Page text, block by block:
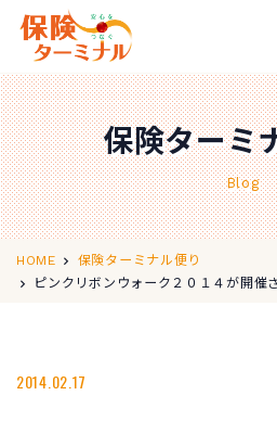
ホーム Home
私たちの強み Our Strength
無料相談 Consultation
取扱保険会社 Insurance Companies
保険ターミ
Blog
HOME
保険ターミナル便り
ピンクリボンウォーク２０１４が開催
2014.02.17